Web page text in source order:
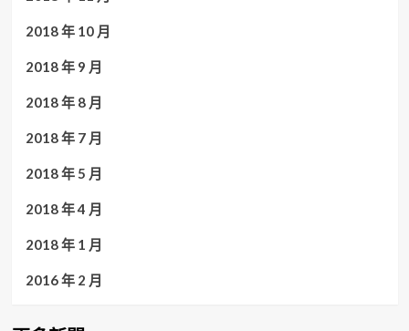
2018 年 10 月
2018 年 9 月
2018 年 8 月
2018 年 7 月
2018 年 5 月
2018 年 4 月
2018 年 1 月
2016 年 2 月